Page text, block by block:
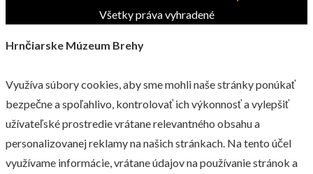
Všetky práva vyhradené
Hrnčiarske Múzeum Brehy
Využíva súbory cookies, aby sme mohli naše stránky ponúkať
bezpečne a spoľahlivo, kontrolovať ich výkonnosť a vylepšiť
užívateľské prostredie vrátane relevantného obsahu a
personalizovanej reklamy na našich stránkach. Na tento účel
využívame informácie, vrátane údajov na používanie stránok a